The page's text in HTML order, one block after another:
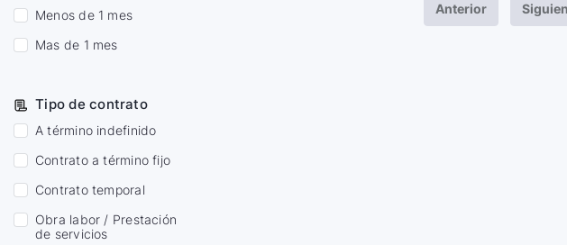
Menos de 1 mes
Mas de 1 mes
Tipo de contrato
A término indefinido
Contrato a término fijo
Contrato temporal
Obra labor / Prestación
de servicios
Anterior